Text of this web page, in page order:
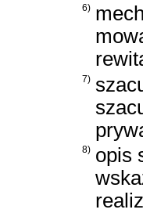
6)
7)
8) opis